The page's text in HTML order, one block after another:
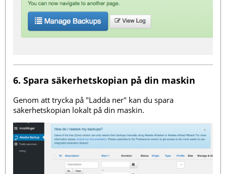
6. Spara säkerhetskopian på din maskin
Genom att trycka på "Ladda ner" kan du spara
säkerhetskopian lokalt på din maskin.